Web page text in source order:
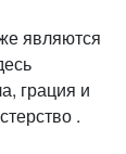
являются
грация и
.